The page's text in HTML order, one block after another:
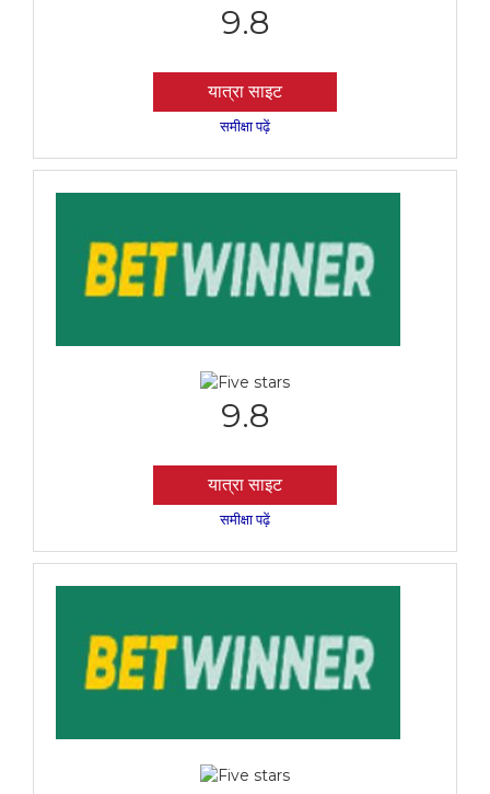
9.8
यात्रा साइट
समीक्षा पढ़ें
9.8
यात्रा साइट
समीक्षा पढ़ें